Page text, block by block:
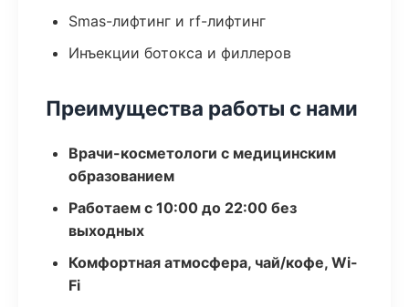
Smas-лифтинг и rf-лифтинг
Инъекции ботокса и филлеров
Преимущества работы с нами
Врачи-косметологи с медицинским
образованием
Работаем с 10:00 до 22:00 без
выходных
Комфортная атмосфера, чай/кофе, Wi-
Fi